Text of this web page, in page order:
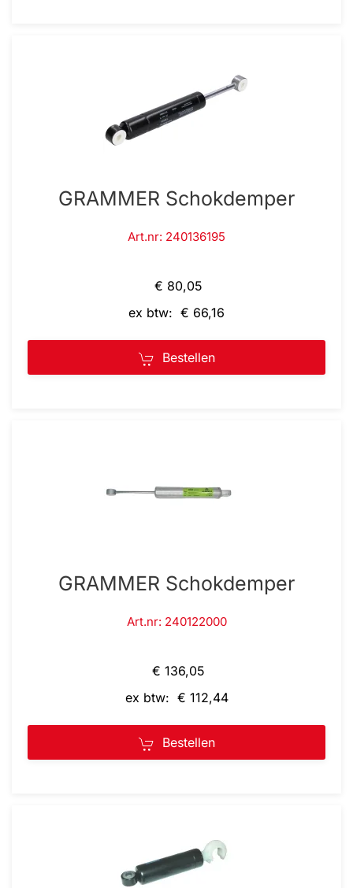
GRAMMER Schokdemper
Art.nr: 240136195
€ 80,05
ex btw: € 66,16
Bestellen
GRAMMER Schokdemper
Art.nr: 240122000
€ 136,05
ex btw: € 112,44
Bestellen